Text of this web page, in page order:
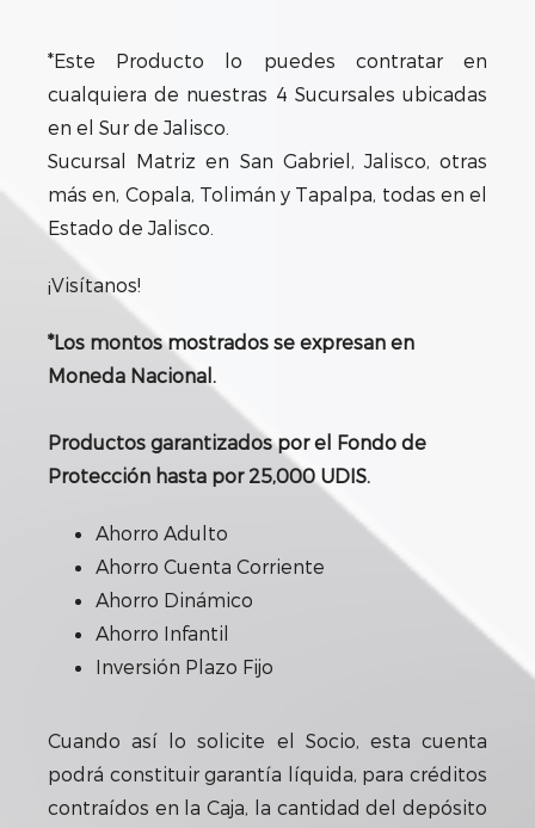
*Este Producto lo puedes contratar en
cualquiera de nuestras 4 Sucursales ubicadas
en el Sur de Jalisco.
Sucursal Matriz en San Gabriel, Jalisco, otras
más en, Copala, Tolimán y Tapalpa, todas en el
Estado de Jalisco.
¡Visítanos!
*Los montos mostrados se expresan en
Moneda Nacional.
Productos garantizados por el Fondo de
Protección hasta por 25,000 UDIS.
Ahorro Adulto
Ahorro Cuenta Corriente
Ahorro Dinámico
Ahorro Infantil
Inversión Plazo Fijo
Cuando así lo solicite el Socio, esta cuenta
podrá constituir garantía líquida, para créditos
contraídos en la Caja, la cantidad del depósito